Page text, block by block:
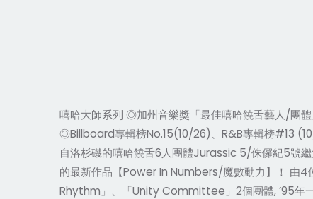
嘻哈大師系列 ◎加州音樂獎「最佳嘻哈饒舌藝人/團
◎Billboard專輯榜No.15(10/26)、R&B專輯榜#13
自洛杉磯的嘻哈饒舌6人團體Jurassic 5/侏儸紀5號
的最新作品【Power In Numbers/魔數動力】！ 由
Rhythm」、「Unity Committee」2個團體, ’95年